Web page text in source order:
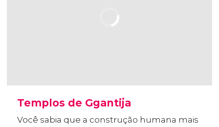
Templos de Ggantija
Você sabia que a construção humana mais